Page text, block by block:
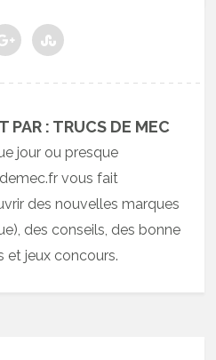
PAR : TRUCS DE MEC
jour ou presque
vous fait
des nouvelles marques
des conseils, des bonne
et jeux concours.